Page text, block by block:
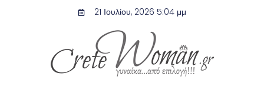
21 Ιουλίου, 2026 5:04 μμ